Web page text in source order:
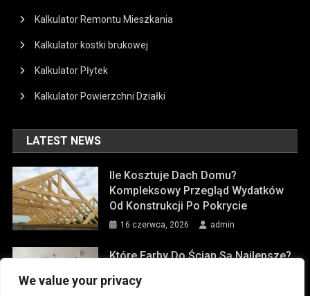
We value your privacy
Kalkulator Remontu Mieszkania
Kalkulator kostki brukowej
Kalkulator Płytek
Kalkulator Powierzchni Działki
LATEST NEWS
Ile Kosztuje Dach Domu?
Kompleksowy Przegląd Wydatków
Od Konstrukcji Po Pokrycie
16 czerwca, 2026 admin
Które Farby Do Ścian Są Najlepsze?